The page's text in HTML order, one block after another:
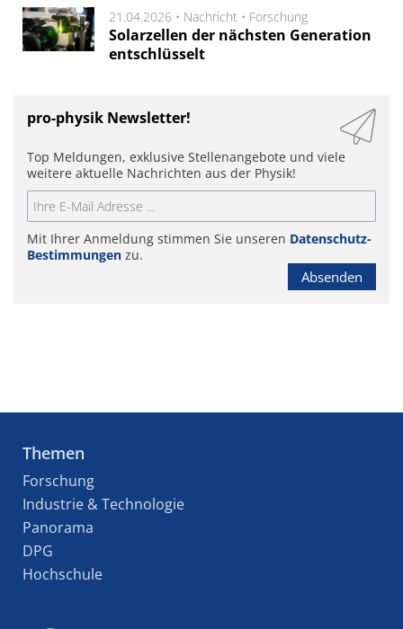
21.04.2026 • Nachricht • Forschung
Solarzellen der nächsten Generation
entschlüsselt
pro-physik Newsletter!
Top Meldungen, exklusive Stellenangebote und viele
weitere aktuelle Nachrichten aus der Physik!
Mit Ihrer Anmeldung stimmen Sie unseren Datenschutz-
Bestimmungen zu.
Absenden
Themen
Forschung
Industrie & Technologie
Panorama
DPG
Hochschule